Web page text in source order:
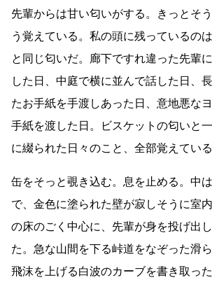
先輩からは甘い匂いがする。きっとそ
う覚えている。私の頭に残っているの
と同じ匂いだ。廊下ですれ違った先輩
した日、中庭で横に並んで話した日、
たお手紙を手渡しあった日、意地悪な
手紙を渡した日。ビスケットの匂いと
に綴られた日々のこと、全部覚えている
缶をそっと覗き込む。息を止める。中
で、金色に塗られた壁が寂しそうに室
の床のごく中心に、先輩が身を投げ出
た。急な山間を下る峠道をなぞった滑
飛沫を上げる白波のカーブを書き取っ